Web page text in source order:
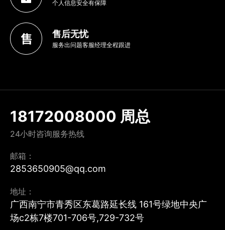
个人信息安全有保障
售后无忧
服务出问题客服经理全程跟进
18172008000 周总
24小时咨询服务热线
邮箱：
2853650905@qq.com
地址：
广西南宁市青秀区东葛路延长线 161号绿地中央广
场c2栋7楼701-706号,729-732号